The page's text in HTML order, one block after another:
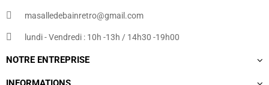
masalledebainretro@gmail.com
lundi - Vendredi : 10h -13h / 14h30 -19h00
NOTRE ENTREPRISE